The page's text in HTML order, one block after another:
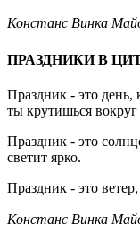
Констанс Винка
ПРАЗДНИКИ В
Праздник - это день,
ты крутишься
Праздник - это
светит ярко.
Праздник - это
Констанс Винка